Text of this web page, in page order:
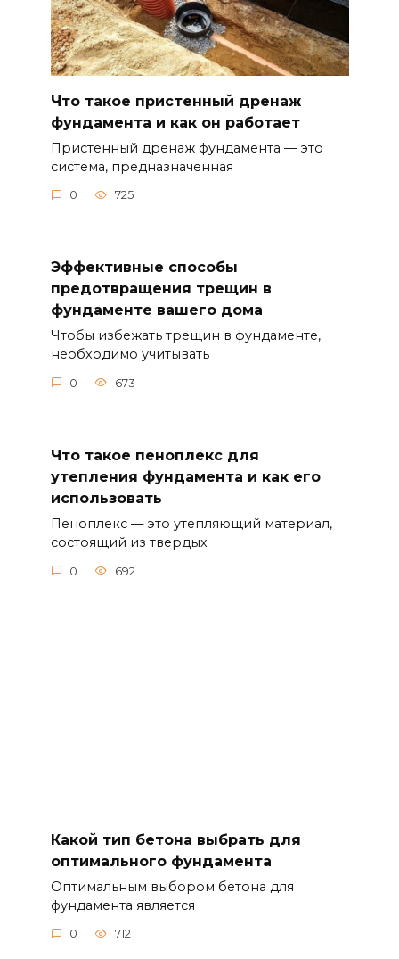
Что такое пристенный дренаж
фундамента и как он работает
Пристенный дренаж фундамента — это
система, предназначенная
0 725
Эффективные способы
предотвращения трещин в
фундаменте вашего дома
Чтобы избежать трещин в фундаменте,
необходимо учитывать
0 673
Что такое пеноплекс для
утепления фундамента и как его
использовать
Пеноплекс — это утепляющий материал,
состоящий из твердых
0 692
Какой тип бетона выбрать для
оптимального фундамента
Оптимальным выбором бетона для
фундамента является
0 712